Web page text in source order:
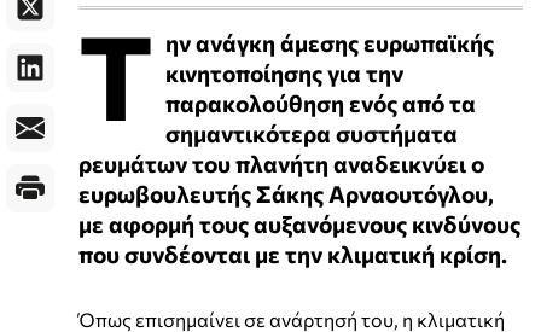
Τ ην ανάγκη άμεσης ευρωπαϊκής
κινητοποίησης για την
παρακολούθηση ενός από τα
σημαντικότερα συστήματα
ρευμάτων του πλανήτη αναδεικνύει ο
ευρωβουλευτής Σάκης Αρναουτόγλου,
με αφορμή τους αυξανόμενους κινδύνους
που συνδέονται με την κλιματική κρίση.
Όπως επισημαίνει σε ανάρτησή του, η κλιματική